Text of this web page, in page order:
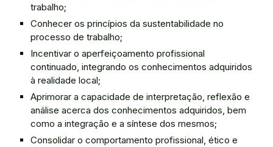
trabalho;
Conhecer os princípios da sustentabilidade no
processo de trabalho;
Incentivar o aperfeiçoamento profissional
continuado, integrando os conhecimentos adquiridos
à realidade local;
Aprimorar a capacidade de interpretação, reflexão e
análise acerca dos conhecimentos adquiridos, bem
como a integração e a síntese dos mesmos;
Consolidar o comportamento profissional, ético e